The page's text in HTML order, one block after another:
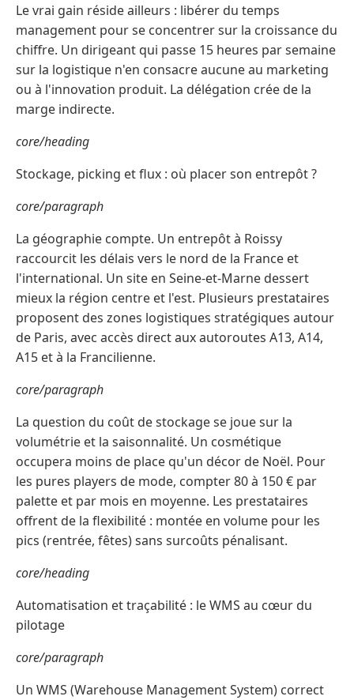
Le vrai gain réside ailleurs : libérer du temps
management pour se concentrer sur la croissance du
chiffre. Un dirigeant qui passe 15 heures par semaine
sur la logistique n'en consacre aucune au marketing
ou à l'innovation produit. La délégation crée de la
marge indirecte.
core/heading
Stockage, picking et flux : où placer son entrepôt ?
core/paragraph
La géographie compte. Un entrepôt à Roissy
raccourcit les délais vers le nord de la France et
l'international. Un site en Seine-et-Marne dessert
mieux la région centre et l'est. Plusieurs prestataires
proposent des zones logistiques stratégiques autour
de Paris, avec accès direct aux autoroutes A13, A14,
A15 et à la Francilienne.
core/paragraph
La question du coût de stockage se joue sur la
volumétrie et la saisonnalité. Un cosmétique
occupera moins de place qu'un décor de Noël. Pour
les pures players de mode, compter 80 à 150 € par
palette et par mois en moyenne. Les prestataires
offrent de la flexibilité : montée en volume pour les
pics (rentrée, fêtes) sans surcoûts pénalisant.
core/heading
Automatisation et traçabilité : le WMS au cœur du
pilotage
core/paragraph
Un WMS (Warehouse Management System) correct